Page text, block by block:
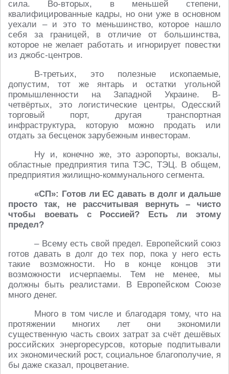
сила. Во-вторых, в меньшей степени,
квалифицированные кадры, но они уже в основном
уехали – и это то меньшинство, которое нашло
себя за границей, в отличие от большинства,
которое не желает работать и игнорирует повестки
из джобс-центров.
В-третьих, это полезные ископаемые,
допустим, тот же янтарь и остатки угольной
промышленности на Западной Украине. В-
четвёртых, это логистические центры, Одесский
торговый порт, другая транспортная
инфраструктура, которую можно продать или
отдать за бесценок зарубежным инвесторам.
Ну и, конечно же, это аэропорты, вокзалы,
областные предприятия типа ТЭС, ТЭЦ. В общем,
предприятия жилищно-коммунального сегмента.
«СП»: Готов ли ЕС давать в долг и дальше
просто так, не рассчитывая вернуть – чисто
чтобы воевать с Россией? Есть ли этому
предел?
– Всему есть свой предел. Европейский союз
готов давать в долг до тех пор, пока у него есть
такие возможности. Но в конце концов эти
возможности исчерпаемы. Тем не менее, мы
должны быть реалистами. В Европейском Союзе
много денег.
Много в том числе и благодаря тому, что на
протяжении многих лет они экономили
существенную часть своих затрат за счёт дешёвых
российских энергоресурсов, которые подпитывали
их экономический рост, социальное благополучие, я
бы даже сказал, процветание.